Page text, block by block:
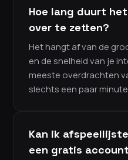
Hoe lang duurt
over te zetten?
Het hangt af van de
en de snelheid van je
meeste overdrachten
slechts een paar
Kan ik
een gratis